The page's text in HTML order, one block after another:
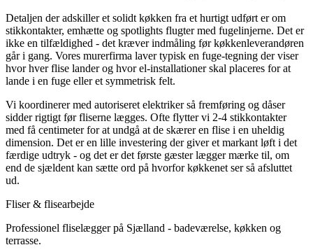
Detaljen der adskiller et solidt køkken fra et hurtigt udført er om
stikkontakter, emhætte og spotlights flugter med fugelinjerne. Det er
ikke en tilfældighed - det kræver indmåling før køkkenleverandøren
går i gang. Vores murerfirma laver typisk en fuge-tegning der viser
hvor hver flise lander og hvor el-installationer skal placeres for at
lande i en fuge eller et symmetrisk felt.
Vi koordinerer med autoriseret elektriker så fremføring og dåser
sidder rigtigt før fliserne lægges. Ofte flytter vi 2-4 stikkontakter
med få centimeter for at undgå at de skærer en flise i en uheldig
dimension. Det er en lille investering der giver et markant løft i det
færdige udtryk - og det er det første gæster lægger mærke til, om
end de sjældent kan sætte ord på hvorfor køkkenet ser så afsluttet
ud.
Fliser & flisearbejde
Professionel fliselægger på Sjælland - badeværelse, køkken og
terrasse.